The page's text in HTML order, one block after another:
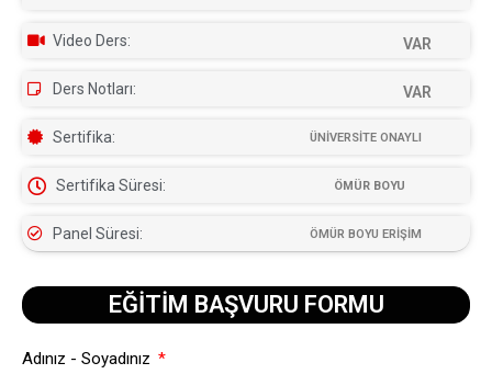
Video Ders: VAR
Ders Notları: VAR
Sertifika: ÜNİVERSİTE ONAYLI
Sertifika Süresi: ÖMÜR BOYU
Panel Süresi: ÖMÜR BOYU ERİŞİM
EĞİTİM BAŞVURU FORMU​
Adınız - Soyadınız